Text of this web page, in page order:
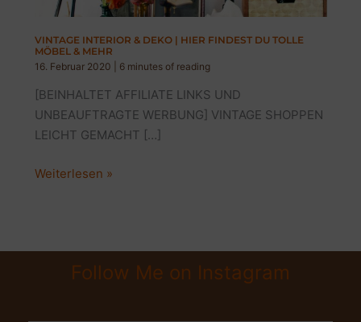
VINTAGE INTERIOR & DEKO | HIER FINDEST DU TOLLE
MÖBEL & MEHR
16. Februar 2020
6 minutes of reading
[BEINHALTET AFFILIATE LINKS UND
UNBEAUFTRAGTE WERBUNG] VINTAGE SHOPPEN
LEICHT GEMACHT […]
VINTAGE
|
Weiterlesen »
Follow Me on Instagram